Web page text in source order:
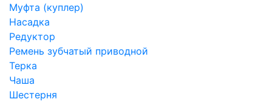
Муфта (куплер)
Насадка
Редуктор
Ремень зубчатый приводной
Терка
Чаша
Шестерня